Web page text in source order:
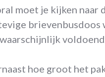
moet je kijken naar
hoe groot het